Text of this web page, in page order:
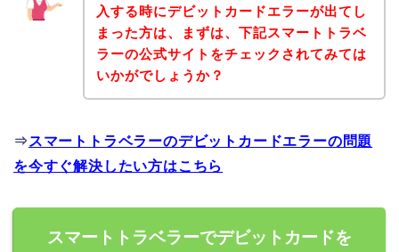
入する時にデビットカードエラーが出てし
まった方は、まずは、下記スマートトラベ
ラーの公式サイトをチェックされてみては
いかがでしょうか？
⇒ スマートトラベラーのデビットカードエラーの問題
を今すぐ解決したい方はこちら
スマートトラベラーでデビットカードを